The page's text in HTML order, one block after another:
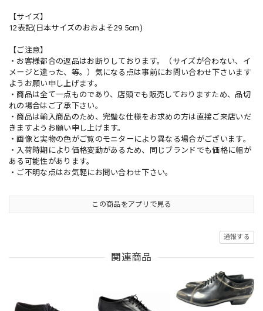
【サイズ】
12表記(日本サイズのおおよそ29.5cm)
【ご注意】
・お客様都合の返品はお断りしております。（サイズが合わない、イ
メージと違った、等。）気になる点は事前にお問い合わせ下さいます
ようお願い申し上げます。
・商品は全て一点ものであり、店頭でも販売しておりますため、品切
れの場合はご了承下さい。
・商品は輸入商品のため、完璧な仕様をお求めの方は直接ご来店いだ
きますようお願い申し上げます。
・画像と実物の色がご覧のモニターにより異なる場合がございます。
・入荷時期により価格変動があるため、同じブランドでも価格に幅が
ある可能性があります。
・ご不明な点はお気軽にお問い合わせ下さい。
この商品をアプリで見る
通報する
関連商品